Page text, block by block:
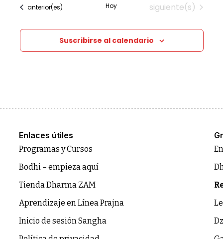
Eventos
anterior(es) Hoy Eventos
siguiente(s)
Suscribirse al calendario
Enlaces útiles
Programas y Cursos
Bodhi – empieza aquí
Tienda Dharma ZAM
Aprendizaje en Línea Prajna
Inicio de sesión Sangha